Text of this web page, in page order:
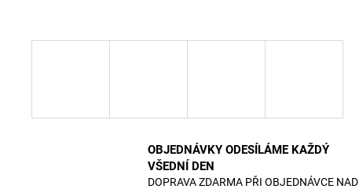
OBJEDNÁVKY ODESÍLÁME KAŽDÝ
VŠEDNÍ DEN
DOPRAVA ZDARMA PŘI OBJEDNÁVCE NAD